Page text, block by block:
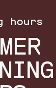
hours